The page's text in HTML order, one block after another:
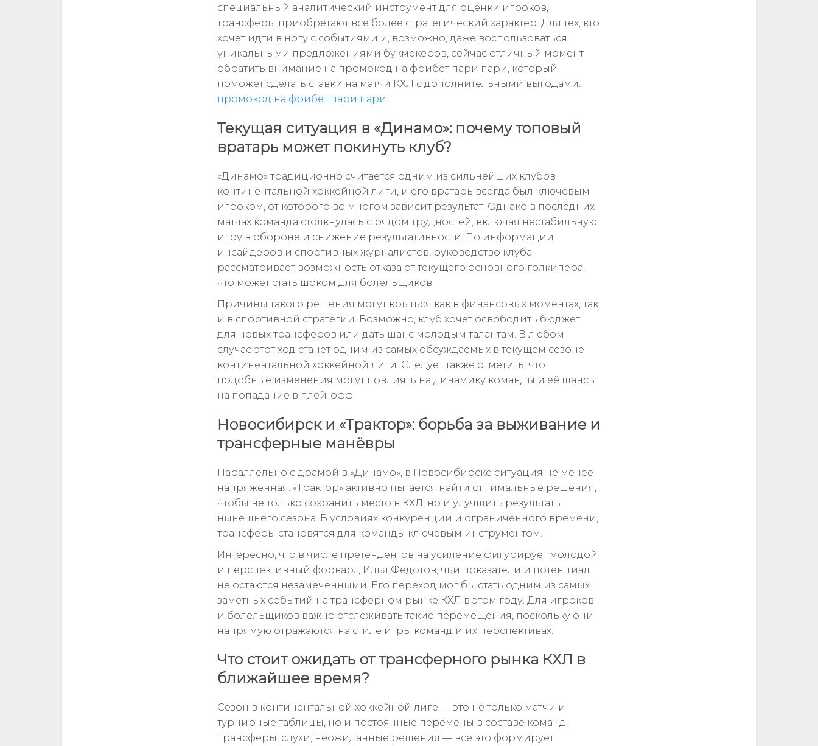
специальный аналитический инструмент для оценки игроков,
трансферы приобретают всё более стратегический характер. Для тех, кто
хочет идти в ногу с событиями и, возможно, даже воспользоваться
уникальными предложениями букмекеров, сейчас отличный момент
обратить внимание на промокод на фрибет пари пари, который
поможет сделать ставки на матчи КХЛ с дополнительными выгодами.
промокод на фрибет пари пари
Текущая ситуация в «Динамо»: почему топовый
вратарь может покинуть клуб?
«Динамо» традиционно считается одним из сильнейших клубов
континентальной хоккейной лиги, и его вратарь всегда был ключевым
игроком, от которого во многом зависит результат. Однако в последних
матчах команда столкнулась с рядом трудностей, включая нестабильную
игру в обороне и снижение результативности. По информации
инсайдеров и спортивных журналистов, руководство клуба
рассматривает возможность отказа от текущего основного голкипера,
что может стать шоком для болельщиков.
Причины такого решения могут крыться как в финансовых моментах, так
и в спортивной стратегии. Возможно, клуб хочет освободить бюджет
для новых трансферов или дать шанс молодым талантам. В любом
случае этот ход станет одним из самых обсуждаемых в текущем сезоне
континентальной хоккейной лиги. Следует также отметить, что
подобные изменения могут повлиять на динамику команды и её шансы
на попадание в плей-офф.
Новосибирск и «Трактор»: борьба за выживание и
трансферные манёвры
Параллельно с драмой в «Динамо», в Новосибирске ситуация не менее
напряжённая. «Трактор» активно пытается найти оптимальные решения,
чтобы не только сохранить место в КХЛ, но и улучшить результаты
нынешнего сезона. В условиях конкуренции и ограниченного времени,
трансферы становятся для команды ключевым инструментом.
Интересно, что в числе претендентов на усиление фигурирует молодой
и перспективный форвард Илья Федотов, чьи показатели и потенциал
не остаются незамеченными. Его переход мог бы стать одним из самых
заметных событий на трансферном рынке КХЛ в этом году. Для игроков
и болельщиков важно отслеживать такие перемещения, поскольку они
напрямую отражаются на стиле игры команд и их перспективах.
Что стоит ожидать от трансферного рынка КХЛ в
ближайшее время?
Сезон в континентальной хоккейной лиге — это не только матчи и
турнирные таблицы, но и постоянные перемены в составе команд.
Трансферы, слухи, неожиданные решения — всё это формирует